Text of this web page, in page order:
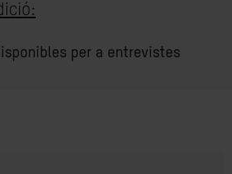
per a entrevistes